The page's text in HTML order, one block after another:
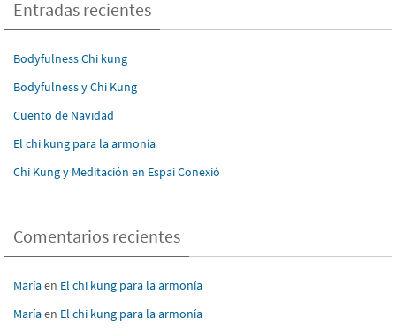
Entradas recientes
Bodyfulness Chi kung
Bodyfulness y Chi Kung
Cuento de Navidad
El chi kung para la armonía
Chi Kung y Meditación en Espai Conexió
Comentarios recientes
Maríaen El chi kung para la armonía
Maríaen El chi kung para la armonía